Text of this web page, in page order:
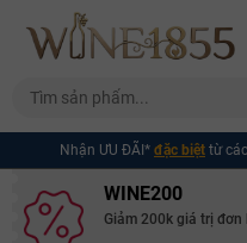
Nhận ƯU ĐÃI* đặc biệt từ
WINE200
Giảm 200k giá trị đơn